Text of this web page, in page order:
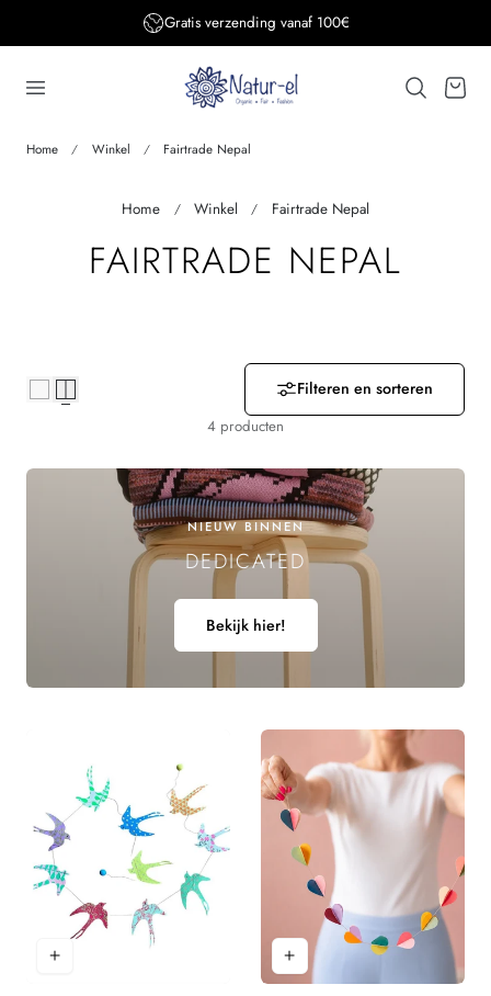
Gratis verzending vanaf 100€
Home Winkel Fairtrade Nepal
Home Winkel Fairtrade Nepal
V
M
N
:
FAIRTRADE NEPAL
Filteren en sorteren
4 producten
NIEUW BINNEN
DEDICATED
Bekijk hier!